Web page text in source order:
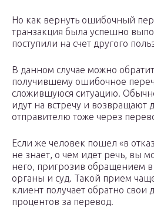
Но как вернуть ошибочный
транзакция была успешно
поступили на счет другого
В данном случае можно
получившему ошибочное
сложившуюся ситуацию.
идут на встречу и возвращают
отправителю тоже через
Если же человек пошел «в
не знает, о чем идет речь, вы
него, пригрозив обращением
органы и суд. Такой прием
клиент получает обратно свои
процентов за перевод.